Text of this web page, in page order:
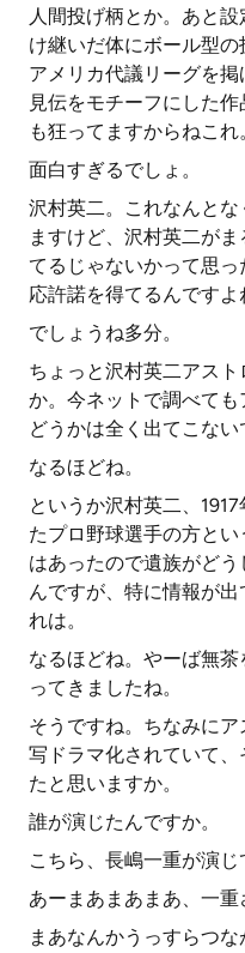
人間投げ柄とか。あと
け継いだ体にボール型
アメリカ代議リーグを
見伝をモチーフにした
も狂ってますからねこれ
面白すぎるでしょ。
沢村英二。これなんと
ますけど、沢村英二が
てるじゃないかって思
応許諾を得てるんですよ
でしょうね多分。
ちょっと沢村英二アス
か。今ネットで調べて
どうかは全く出てこない
なるほどね。
というか沢村英二、
たプロ野球選手の方と
はあったので遺族がど
んですが、特に情報が
れは。
なるほどね。やーば無
ってきましたね。
そうですね。ちなみに
写ドラマ化されていて
たと思いますか。
誰が演じたんですか。
こちら、長嶋一重が演じ
あーまあまあまあ、一重
まあなんかうっすらつ